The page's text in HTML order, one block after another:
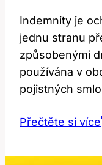
Indemnity je
jednu stranu
způsobenými
používána v
pojistných
Přečtěte si více